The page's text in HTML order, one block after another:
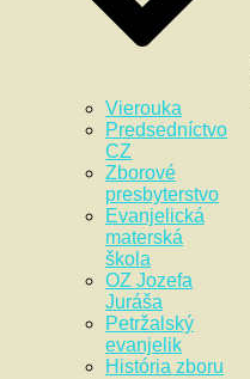
Vierouka
Predsedníctvo
CZ
Zborové
presbyterstvo
Evanjelická
materská
škola
OZ Jozefa
Juráša
Petržalský
evanjelik
História zboru